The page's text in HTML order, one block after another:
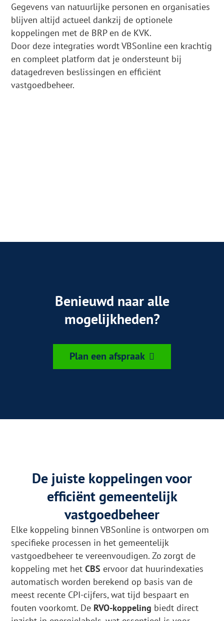
Gegevens van natuurlijke personen en organisaties
blijven altijd actueel dankzij de optionele
koppelingen met de BRP en de KVK.
Door deze integraties wordt VBSonline een krachtig
en compleet platform dat je ondersteunt bij
datagedreven beslissingen en efficiënt
vastgoedbeheer.
Benieuwd naar alle
mogelijkheden?
Plan een afspraak
De juiste koppelingen voor
efficiënt gemeentelijk
vastgoedbeheer
Elke koppeling binnen VBSonline is ontworpen om
specifieke processen in het gemeentelijk
vastgoedbeheer te vereenvoudigen. Zo zorgt de
koppeling met hetCBS ervoor dat huurindexaties
automatisch worden berekend op basis van de
meest recente CPI-cijfers, wat tijd bespaart en
fouten voorkomt. De RVO-koppeling biedt direct